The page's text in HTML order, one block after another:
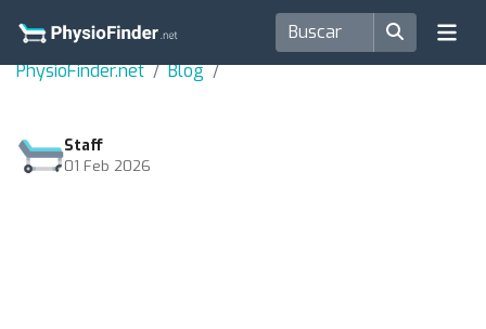
PhysioFinder.net Blog
Staff
01 Feb 2026